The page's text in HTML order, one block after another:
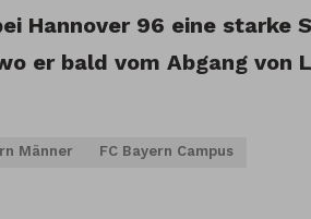
Hannover 96 eine starke
er bald vom Abgang von
Männer FC Bayern Campus